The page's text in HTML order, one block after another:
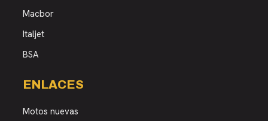
Macbor
Italjet
BSA
ENLACES
Motos nuevas